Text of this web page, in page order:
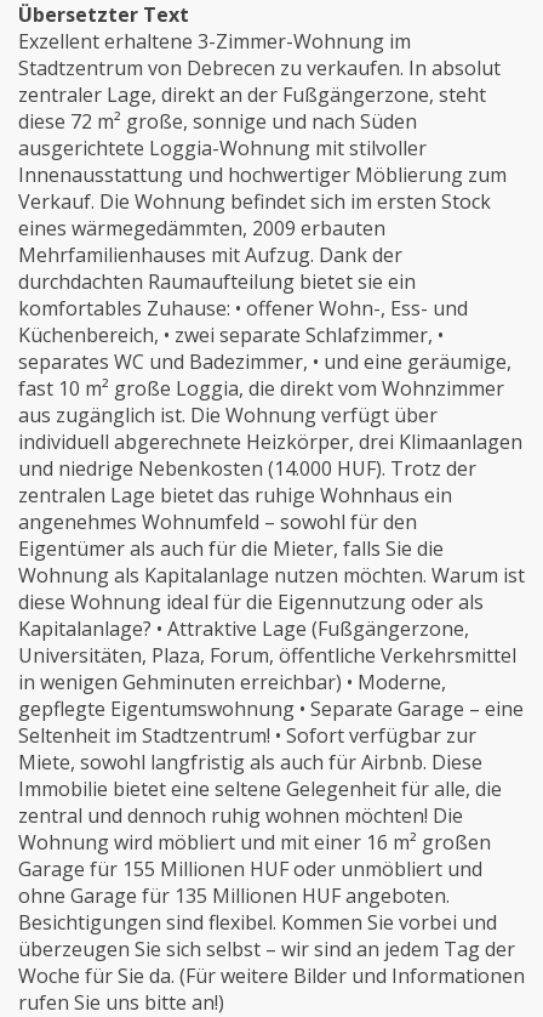
Übersetzter Text
Exzellent erhaltene 3-Zimmer-Wohnung im
Stadtzentrum von Debrecen zu verkaufen. In absolut
zentraler Lage, direkt an der Fußgängerzone, steht
diese 72 m² große, sonnige und nach Süden
ausgerichtete Loggia-Wohnung mit stilvoller
Innenausstattung und hochwertiger Möblierung zum
Verkauf. Die Wohnung befindet sich im ersten Stock
eines wärmegedämmten, 2009 erbauten
Mehrfamilienhauses mit Aufzug. Dank der
durchdachten Raumaufteilung bietet sie ein
komfortables Zuhause: • offener Wohn-, Ess- und
Küchenbereich, • zwei separate Schlafzimmer, •
separates WC und Badezimmer, • und eine geräumige,
fast 10 m² große Loggia, die direkt vom Wohnzimmer
aus zugänglich ist. Die Wohnung verfügt über
individuell abgerechnete Heizkörper, drei Klimaanlagen
und niedrige Nebenkosten (14.000 HUF). Trotz der
zentralen Lage bietet das ruhige Wohnhaus ein
angenehmes Wohnumfeld – sowohl für den
Eigentümer als auch für die Mieter, falls Sie die
Wohnung als Kapitalanlage nutzen möchten. Warum ist
diese Wohnung ideal für die Eigennutzung oder als
Kapitalanlage? • Attraktive Lage (Fußgängerzone,
Universitäten, Plaza, Forum, öffentliche Verkehrsmittel
in wenigen Gehminuten erreichbar) • Moderne,
gepflegte Eigentumswohnung • Separate Garage – eine
Seltenheit im Stadtzentrum! • Sofort verfügbar zur
Miete, sowohl langfristig als auch für Airbnb. Diese
Immobilie bietet eine seltene Gelegenheit für alle, die
zentral und dennoch ruhig wohnen möchten! Die
Wohnung wird möbliert und mit einer 16 m² großen
Garage für 155 Millionen HUF oder unmöbliert und
ohne Garage für 135 Millionen HUF angeboten.
Besichtigungen sind flexibel. Kommen Sie vorbei und
überzeugen Sie sich selbst – wir sind an jedem Tag der
Woche für Sie da. (Für weitere Bilder und Informationen
rufen Sie uns bitte an!)